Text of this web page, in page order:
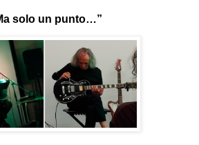
solo un punto…”